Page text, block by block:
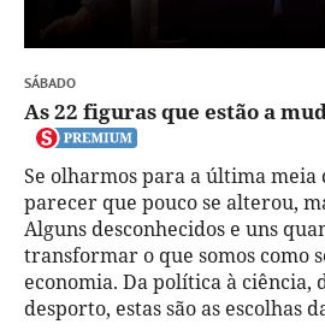
SÁBADO
As 22 figuras que estão a
Se olharmos para a última meia
parecer que pouco se alterou,
Alguns desconhecidos e uns
transformar o que somos como
economia. Da política à ciência,
desporto, estas são as escolhas